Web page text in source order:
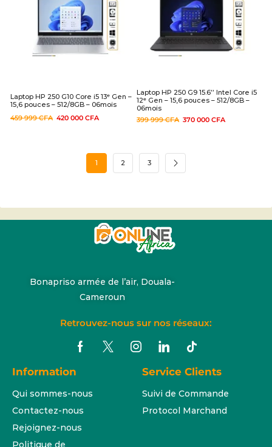
Laptop HP 250 G10 Core i5 13ᵉ Gen –
15,6 pouces – 512/8GB – 06mois
459 999CFA 420 000 CFA
Laptop HP 250 G9 15.6’’ Intel Core i5
12ᵉ Gen – 15,6 pouces – 512/8GB –
06mois
399 999CFA 370 000 CFA
1 2 3
Bonapriso armée de l’air, Douala-
Cameroun
Retrouvez-nous sur nos réseaux:
Information
Qui sommes-nous
Contactez-nous
Rejoignez-nous
Politique de
Service Clients
Suivi de Commande
Protocol Marchand